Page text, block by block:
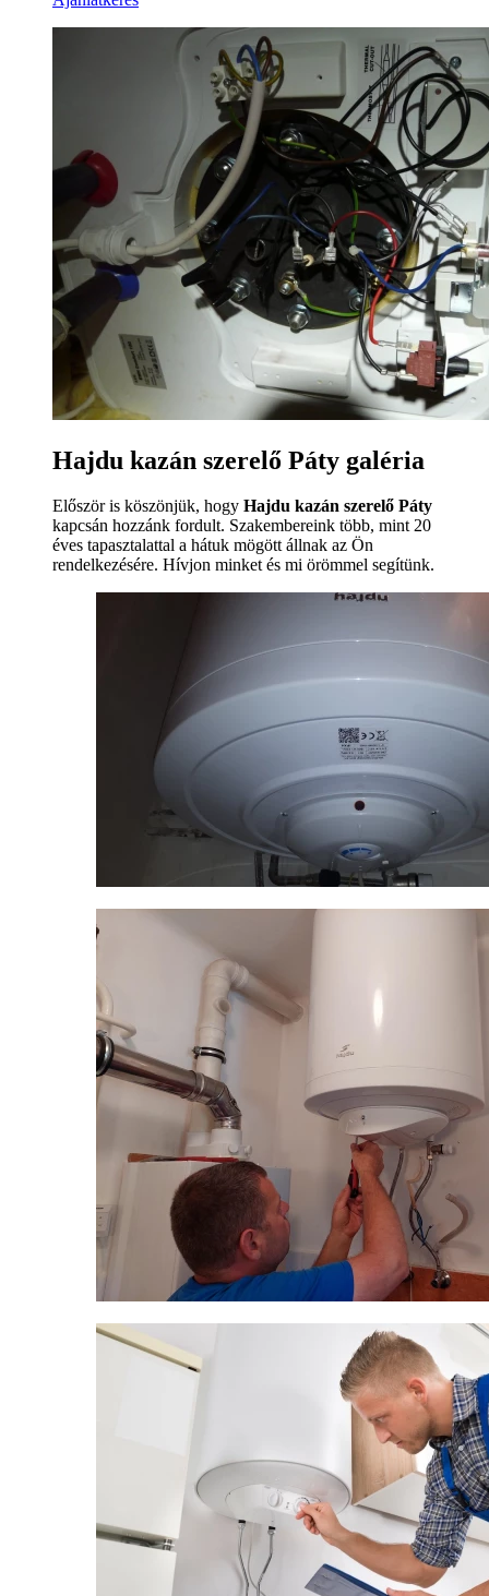
Hajdu kazán szerelő Páty galéria
Először is köszönjük, hogy Hajdu kazán szerelő Páty
kapcsán hozzánk fordult. Szakembereink több, mint 20
éves tapasztalattal a hátuk mögött állnak az Ön
rendelkezésére. Hívjon minket és mi örömmel segítünk.